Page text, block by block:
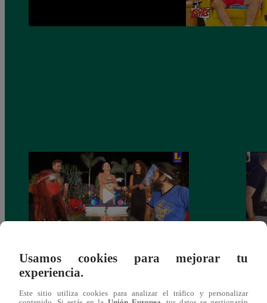
Monique Pardo y Adriana Zubiate jugaron
a la ‘Carta dulce’ en Noche de Patas
Usamos cookies para mejorar tu
experiencia.
Este sitio utiliza cookies para analizar el tráfico y personalizar